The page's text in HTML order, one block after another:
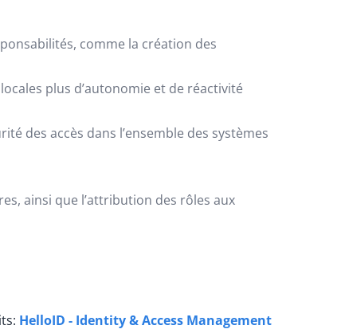
comme la création des
plus d’autonomie et de réactivité
des accès dans l’ensemble des systèmes
ainsi que l’attribution des rôles aux
HelloID - Identity & Access Management